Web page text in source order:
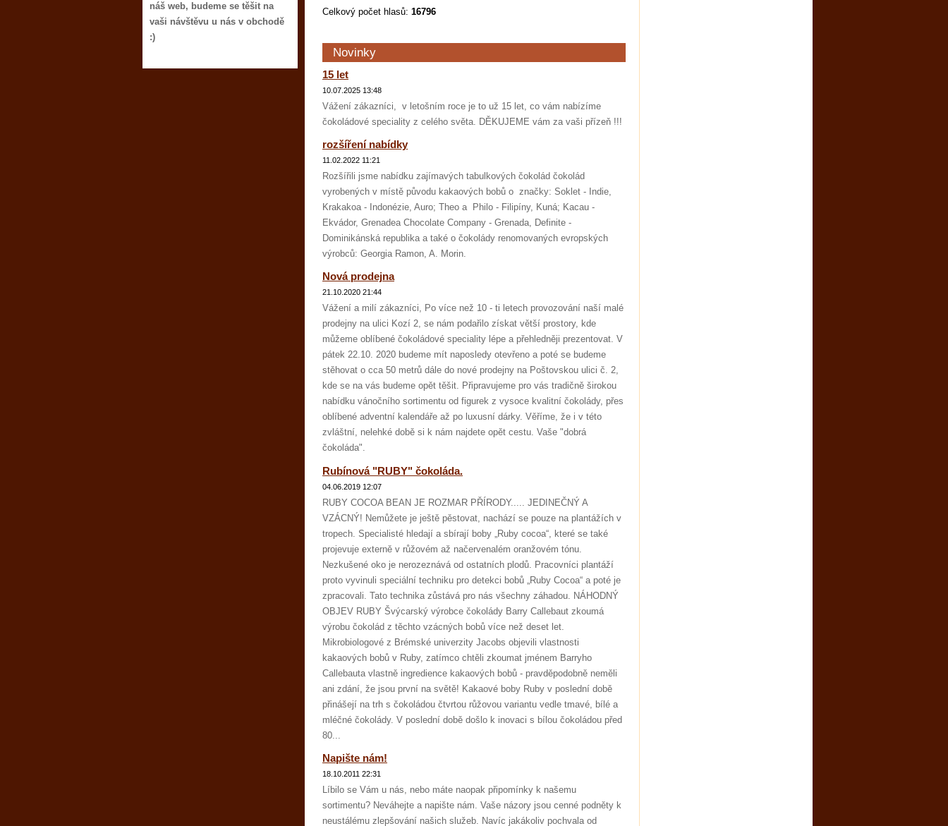
náš web, budeme se těšit na
vaši návštěvu u nás v obchodě
:)
Celkový počet hlasů: 16796
Novinky
15 let
10.07.2025 13:48
Vážení zákazníci, v letošním roce je to už 15 let, co vám nabízíme
čokoládové speciality z celého světa. DĚKUJEME vám za vaši přízeň !!!
rozšíření nabídky
11.02.2022 11:21
Rozšířili jsme nabídku zajímavých tabulkových čokolád čokolád
vyrobených v místě původu kakaových bobů o značky: Soklet - Indie,
Krakakoa - Indonézie, Auro; Theo a Philo - Filipíny, Kuná; Kacau -
Ekvádor, Grenadea Chocolate Company - Grenada, Definite -
Dominikánská republika a také o čokolády renomovaných evropských
výrobců: Georgia Ramon, A. Morin.
Nová prodejna
21.10.2020 21:44
Vážení a milí zákazníci, Po více než 10 - ti letech provozování naší malé
prodejny na ulici Kozí 2, se nám podařilo získat větší prostory, kde
můžeme oblíbené čokoládové speciality lépe a přehledněji prezentovat. V
pátek 22.10. 2020 budeme mít naposledy otevřeno a poté se budeme
stěhovat o cca 50 metrů dále do nové prodejny na Poštovskou ulici č. 2,
kde se na vás budeme opět těšit. Připravujeme pro vás tradičně širokou
nabídku vánočního sortimentu od figurek z vysoce kvalitní čokolády, přes
oblíbené adventní kalendáře až po luxusní dárky. Věříme, že i v této
zvláštní, nelehké době si k nám najdete opět cestu. Vaše "dobrá
čokoláda".
Rubínová "RUBY" čokoláda.
04.06.2019 12:07
RUBY COCOA BEAN JE ROZMAR PŘÍRODY..... JEDINEČNÝ A
VZÁCNÝ! Nemůžete je ještě pěstovat, nachází se pouze na plantážích v
tropech. Specialisté hledají a sbírají boby „Ruby cocoa“, které se také
projevuje externě v růžovém až načervenalém oranžovém tónu.
Nezkušené oko je nerozeznává od ostatních plodů. Pracovníci plantáží
proto vyvinuli speciální techniku pro detekci bobů „Ruby Cocoa“ a poté je
zpracovali. Tato technika zůstává pro nás všechny záhadou. NÁHODNÝ
OBJEV RUBY Švýcarský výrobce čokolády Barry Callebaut zkoumá
výrobu čokolád z těchto vzácných bobů více než deset let.
Mikrobiologové z Brémské univerzity Jacobs objevili vlastnosti
kakaových bobů v Ruby, zatímco chtěli zkoumat jménem Barryho
Callebauta vlastně ingredience kakaových bobů - pravděpodobně neměli
ani zdání, že jsou první na světě! Kakaové boby Ruby v poslední době
přinášejí na trh s čokoládou čtvrtou růžovou variantu vedle tmavé, bílé a
mléčné čokolády. V poslední době došlo k inovaci s bílou čokoládou před
80...
Napište nám!
18.10.2011 22:31
Líbilo se Vám u nás, nebo máte naopak připomínky k našemu
sortimentu? Neváhejte a napište nám. Vaše názory jsou cenné podněty k
neustálému zlepšování našich služeb. Navíc jakákoliv pochvala od